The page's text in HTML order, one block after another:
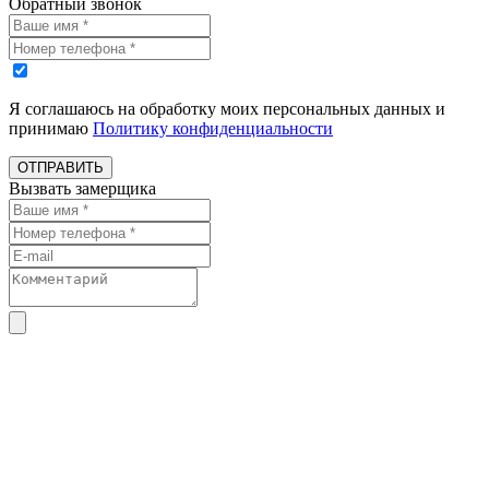
Обратный звонок
Я соглашаюсь на обработку моих персональных данных и
принимаю Политику конфиденциальности
ОТПРАВИТЬ
Вызвать замерщика